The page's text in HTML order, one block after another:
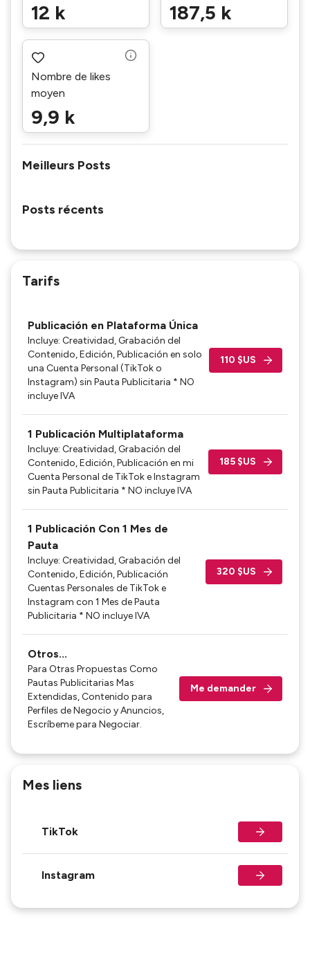
12 k 187,5 k
Nombre de likes
moyen
9,9 k
Meilleurs Posts
Posts récents
Tarifs
Publicación en Plataforma Única
Incluye: Creatividad, Grabación del
Contenido, Edición, Publicación en solo
una Cuenta Personal (TikTok o
Instagram) sin Pauta Publicitaria * NO
incluye IVA
110 $US
1 Publicación Multiplataforma
Incluye: Creatividad, Grabación del
Contenido, Edición, Publicación en mi
Cuenta Personal de TikTok e Instagram
sin Pauta Publicitaria * NO incluye IVA
185 $US
1 Publicación Con 1 Mes de
Pauta
Incluye: Creatividad, Grabación del
Contenido, Edición, Publicación
Cuentas Personales de TikTok e
Instagram con 1 Mes de Pauta
Publicitaria * NO incluye IVA
320 $US
Otros...
Para Otras Propuestas Como
Pautas Publicitarias Mas
Extendidas, Contenido para
Perfiles de Negocio y Anuncios,
Escríbeme para Negociar.
Me demander
Mes liens
TikTok
Instagram